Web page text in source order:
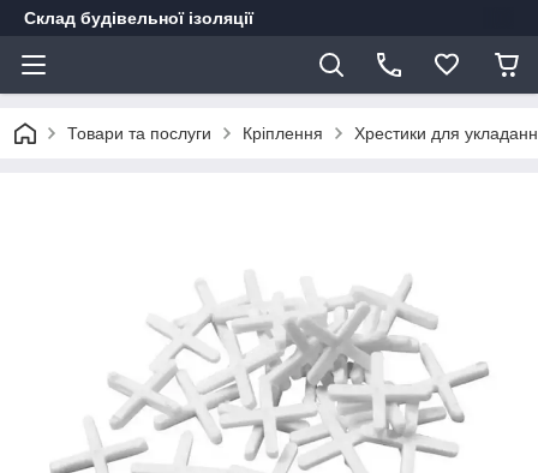
Склад будівельної ізоляції
Товари та послуги Кріплення Хрестики для